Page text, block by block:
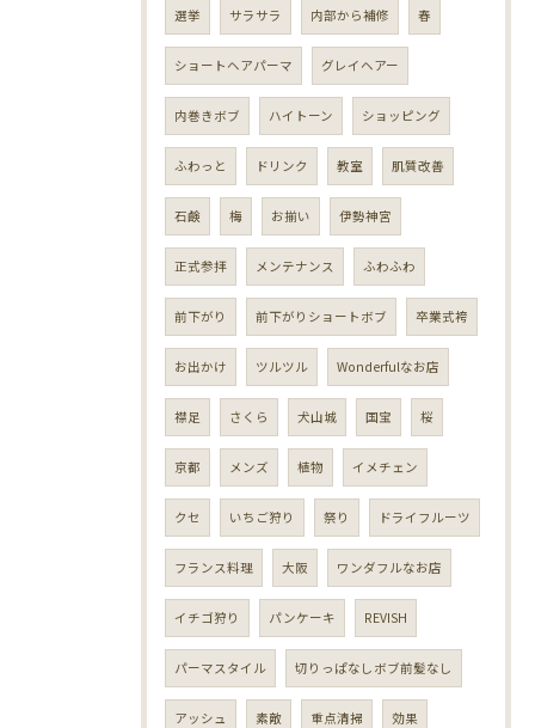
選挙 サラサラ 内部から補修 春
ショートヘアパーマ グレイヘアー
内巻きボブ ハイトーン ショッピング
ふわっと ドリンク 教室 肌質改善
石鹸 梅 お揃い 伊勢神宮
正式参拝 メンテナンス ふわふわ
前下がり 前下がりショートボブ 卒業式袴
お出かけ ツルツル Wonderfulなお店
襟足 さくら 犬山城 国宝 桜
京都 メンズ 植物 イメチェン
クセ いちご狩り 祭り ドライフルーツ
フランス料理 大阪 ワンダフルなお店
イチゴ狩り パンケーキ REVISH
パーマスタイル 切りっぱなしボブ前髪なし
アッシュ 素敵 重点清掃 効果